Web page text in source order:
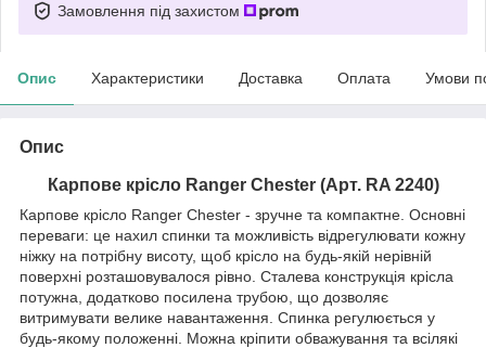
Замовлення під захистом
Опис Характеристики Доставка Оплата Умови
Опис
Карпове крісло Ranger Chester (Арт. RA 2240)
Карпове крісло Ranger Chester - зручне та компактне. Основні
переваги: це нахил спинки та можливість відрегулювати кожну
ніжку на потрібну висоту, щоб крісло на будь-якій нерівній
поверхні розташовувалося рівно. Сталева конструкція крісла
потужна, додатково посилена трубою, що дозволяє
витримувати велике навантаження. Спинка регулюється у
будь-якому положенні. Можна кріпити обважування та всілякі